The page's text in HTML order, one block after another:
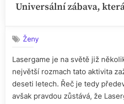
Universální zábava,
Ženy
Lasergame je na světě již
největší rozmach tato aktivita
deseti letech. Řeč je tedy
avšak pravdou zůstává, že